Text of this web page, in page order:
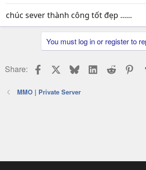
chúc sever thành công tốt đẹp ......
You must log in or register to
Share: Facebook BlueskyLinkedIn
Reddit
MMO | Private Server